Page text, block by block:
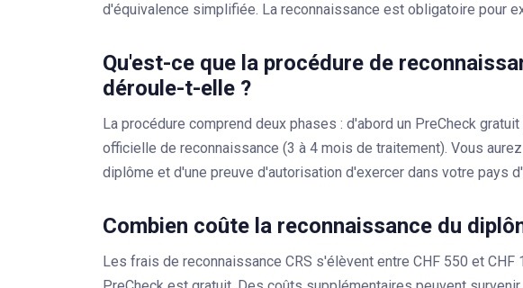
d'équivalence simplifiée. La reconnaissance est obligatoire pour
Qu'est-ce que la procédure de
déroule-t-elle ?
La procédure comprend deux phases : d'abord un PreCheck
officielle de reconnaissance (3 à 4 mois de traitement). Vous
diplôme et d'une preuve d'autorisation d'exercer dans votre pays
Combien coûte la reconnaissance du
Les frais de reconnaissance CRS s'élèvent entre CHF 550 et